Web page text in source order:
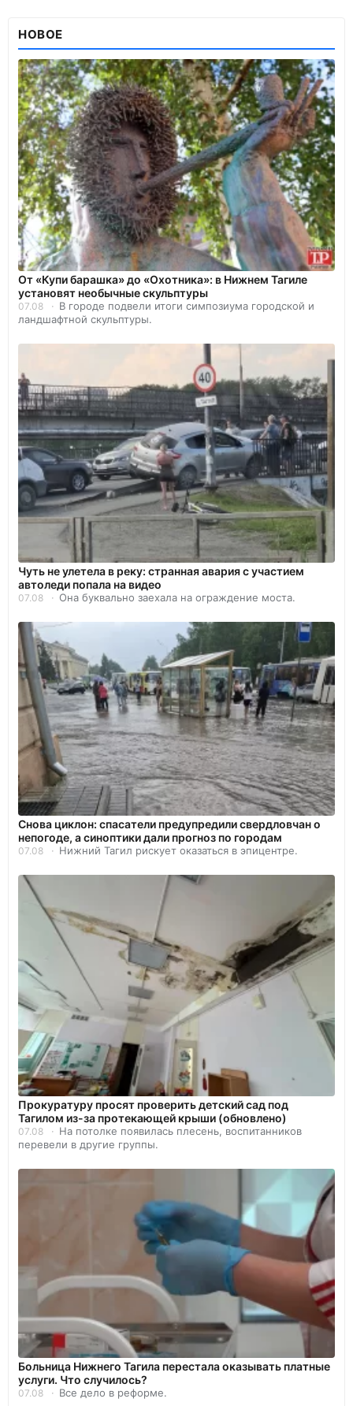
НОВОЕ
От «Купи барашка» до «Охотника»: в Нижнем Тагиле
установят необычные скульптуры
07.08
В городе подвели итоги симпозиума городской и
ландшафтной скульптуры.
Чуть не улетела в реку: странная авария с участием
автоледи попала на видео
07.08 Она буквально заехала на ограждение моста.
Снова циклон: спасатели предупредили свердловчан о
непогоде, а синоптики дали прогноз по городам
07.08 Нижний Тагил рискует оказаться в эпицентре.
Прокуратуру просят проверить детский сад под
Тагилом из-за протекающей крыши (обновлено)
07.08
На потолке появилась плесень, воспитанников
перевели в другие группы.
Больница Нижнего Тагила перестала оказывать платные
услуги. Что случилось?
07.08 Все дело в реформе.